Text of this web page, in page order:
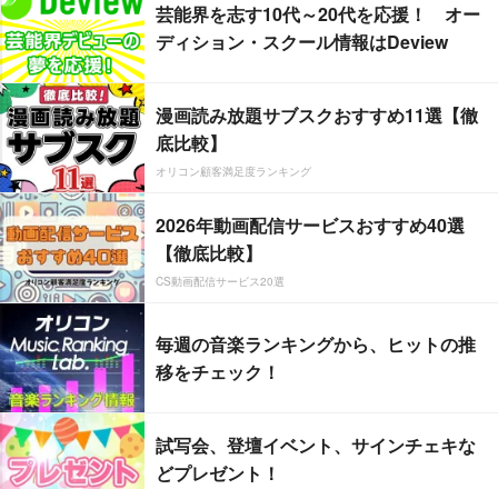
芸能界を志す10代～20代を応援！ オー
ディション・スクール情報はDeview
漫画読み放題サブスクおすすめ11選【徹
底比較】
オリコン顧客満足度ランキング
2026年動画配信サービスおすすめ40選
【徹底比較】
CS動画配信サービス20選
毎週の音楽ランキングから、ヒットの推
移をチェック！
試写会、登壇イベント、サインチェキな
どプレゼント！